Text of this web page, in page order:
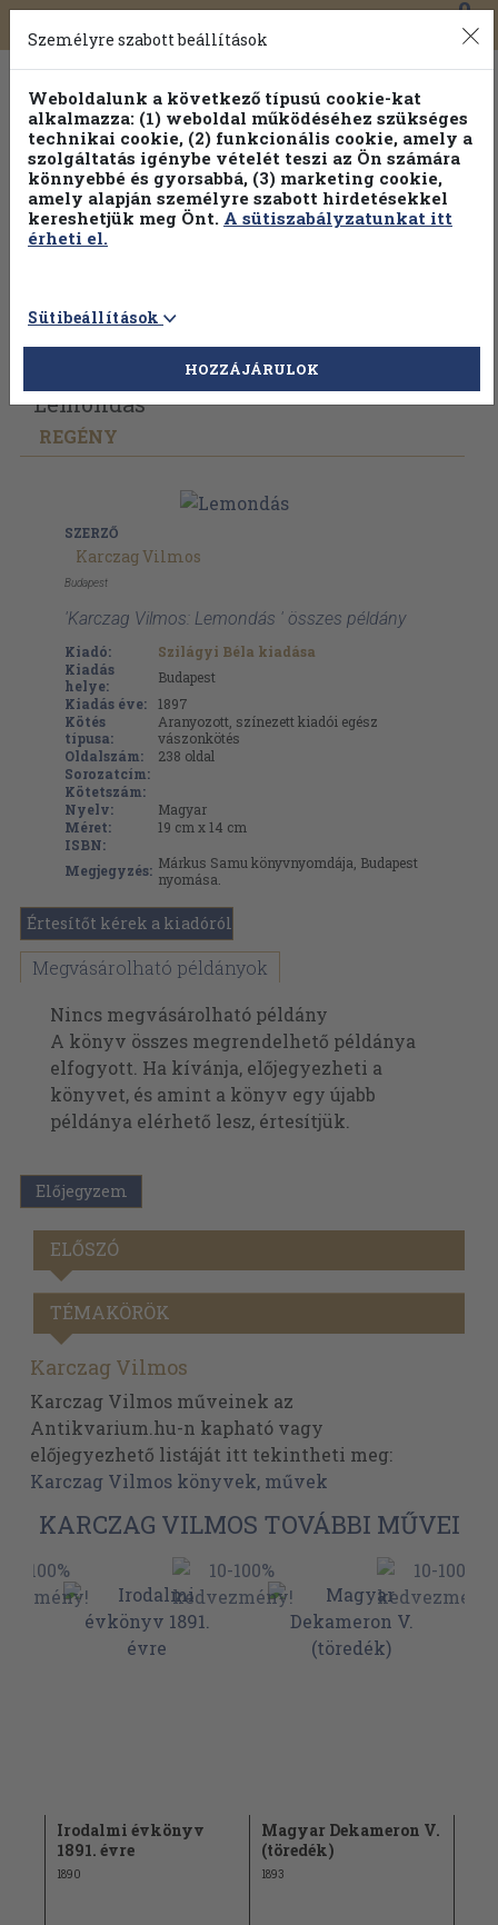
Toggle
navigation
0
Válogasson több mint 1.000.000 kiadványunk közül
100% kedvezménnyel!
Vissza az előző oldalra Válasszon példányt
Lemondás
REGÉNY
SZERZŐ
Karczag Vilmos
Budapest
'Karczag Vilmos: Lemondás ' összes példány
Kiadó:
Szilágyi Béla kiadása
Kiadás
helye:
Budapest
Kiadás éve:
1897
Kötés
típusa:
Aranyozott, színezett kiadói egész
vászonkötés
Oldalszám:
238 oldal
Sorozatcím:
Kötetszám:
Nyelv:
Magyar
Méret:
19 cm x 14 cm
ISBN:
Megjegyzés: Márkus Samu könyvnyomdája, Budapest
nyomása.
Értesítőt kérek a kiadóról
Megvásárolható példányok
Nincs megvásárolható példány
A könyv összes megrendelhető példánya
elfogyott. Ha kívánja, előjegyezheti a
könyvet, és amint a könyv egy újabb
példánya elérhető lesz, értesítjük.
Előjegyzem
ELŐSZÓ
TÉMAKÖRÖK
Karczag Vilmos
Karczag Vilmos műveinek az
Antikvarium.hu-n kapható vagy
előjegyezhető listáját itt tekintheti meg:
Karczag Vilmos könyvek, művek
KARCZAG VILMOS TOVÁBBI MŰVEI
Irodalmi évkönyv
1891. évre
1890
Magyar Dekameron V.
(töredék)
1893
Személyre szabott beállítások
Weboldalunk a következő típusú cookie-kat
alkalmazza: (1) weboldal működéséhez szükséges
technikai cookie, (2) funkcionális cookie, amely a
szolgáltatás igénybe vételét teszi az Ön számára
könnyebbé és gyorsabbá, (3) marketing cookie,
amely alapján személyre szabott hirdetésekkel
kereshetjük meg Önt. A sütiszabályzatunkat itt
érheti el.
Sütibeállítások
HOZZÁJÁRULOK